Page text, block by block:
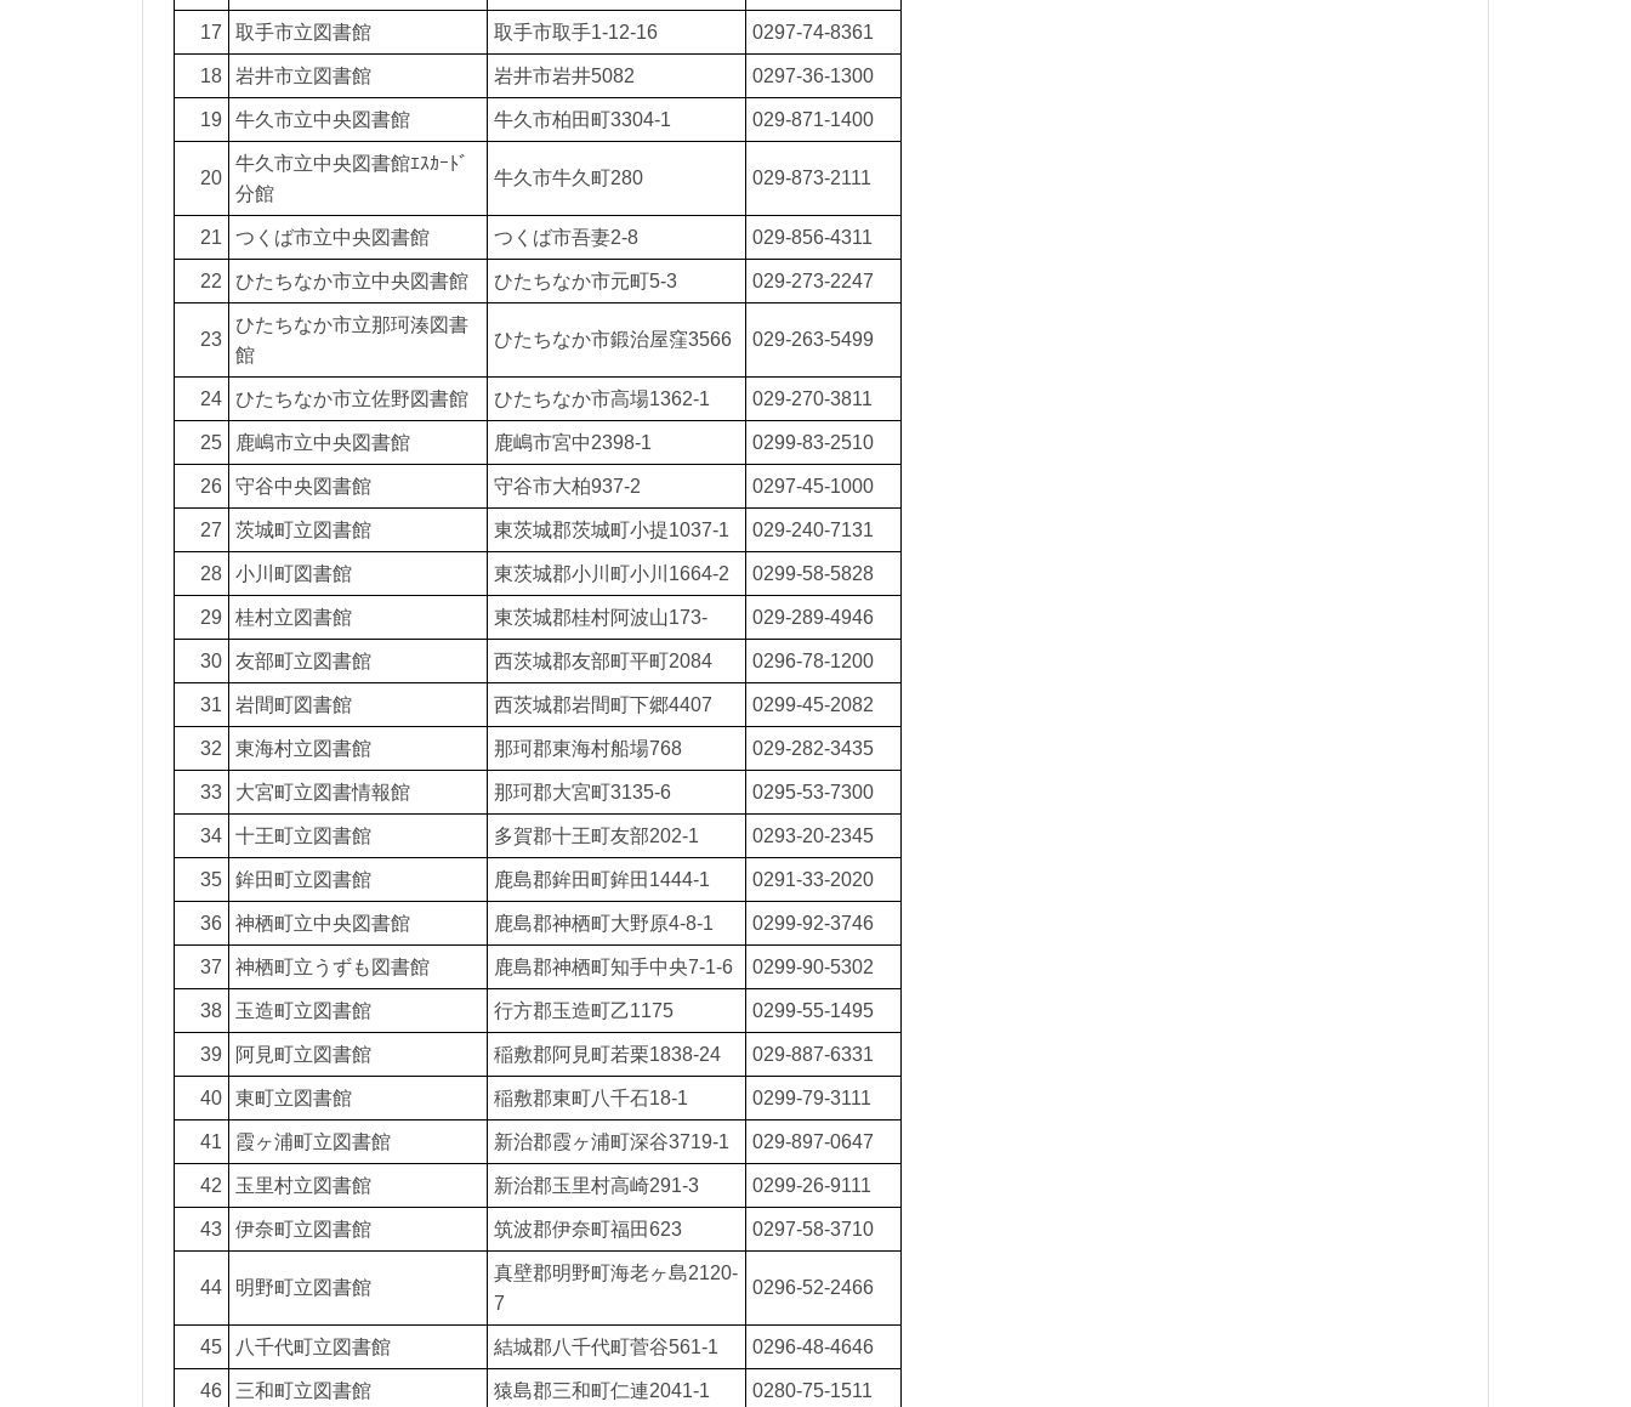
17 取手市立図書館 取手市取手1-12-16 0297-74-8361
18 岩井市立図書館 岩井市岩井5082 0297-36-1300
19 牛久市立中央図書館 牛久市柏田町3304-1 029-871-1400
20
牛久市立中央図書館ｴｽｶｰﾄﾞ
分館
牛久市牛久町280 029-873-2111
21 つくば市立中央図書館 つくば市吾妻2-8 029-856-4311
22 ひたちなか市立中央図書館 ひたちなか市元町5-3 029-273-2247
23
ひたちなか市立那珂湊図書
館
ひたちなか市鍛治屋窪3566 029-263-5499
24 ひたちなか市立佐野図書館 ひたちなか市高場1362-1 029-270-3811
25 鹿嶋市立中央図書館 鹿嶋市宮中2398-1 0299-83-2510
26 守谷中央図書館 守谷市大柏937-2 0297-45-1000
27 茨城町立図書館 東茨城郡茨城町小提1037-1 029-240-7131
28 小川町図書館 東茨城郡小川町小川1664-2 0299-58-5828
29 桂村立図書館 東茨城郡桂村阿波山173- 029-289-4946
30 友部町立図書館 西茨城郡友部町平町2084 0296-78-1200
31 岩間町図書館 西茨城郡岩間町下郷4407 0299-45-2082
32 東海村立図書館 那珂郡東海村船場768 029-282-3435
33 大宮町立図書情報館 那珂郡大宮町3135-6 0295-53-7300
34 十王町立図書館 多賀郡十王町友部202-1 0293-20-2345
35 鉾田町立図書館 鹿島郡鉾田町鉾田1444-1 0291-33-2020
36 神栖町立中央図書館 鹿島郡神栖町大野原4-8-1 0299-92-3746
37 神栖町立うずも図書館 鹿島郡神栖町知手中央7-1-6 0299-90-5302
38 玉造町立図書館 行方郡玉造町乙1175 0299-55-1495
39 阿見町立図書館 稲敷郡阿見町若栗1838-24 029-887-6331
40 東町立図書館 稲敷郡東町八千石18-1 0299-79-3111
41 霞ヶ浦町立図書館 新治郡霞ヶ浦町深谷3719-1 029-897-0647
42 玉里村立図書館 新治郡玉里村高崎291-3 0299-26-9111
43 伊奈町立図書館 筑波郡伊奈町福田623 0297-58-3710
44 明野町立図書館
真壁郡明野町海老ヶ島2120-
7
0296-52-2466
45 八千代町立図書館 結城郡八千代町菅谷561-1 0296-48-4646
46 三和町立図書館 猿島郡三和町仁連2041-1 0280-75-1511